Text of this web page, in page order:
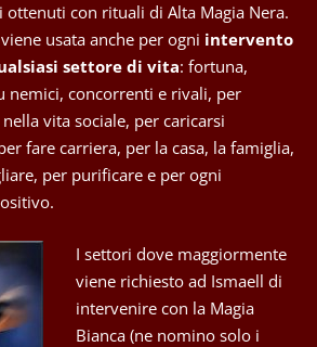
con rituali di Alta Magia Nera.
usata anche per ogni intervento
settore di vita: fortuna,
nemici, concorrenti e rivali, per
vita sociale, per caricarsi
fare carriera, per la casa, la famiglia,
per purificare e per ogni
I settori dove maggiormente
viene richiesto ad Ismaell di
intervenire con la Magia
Bianca (ne nomino solo i